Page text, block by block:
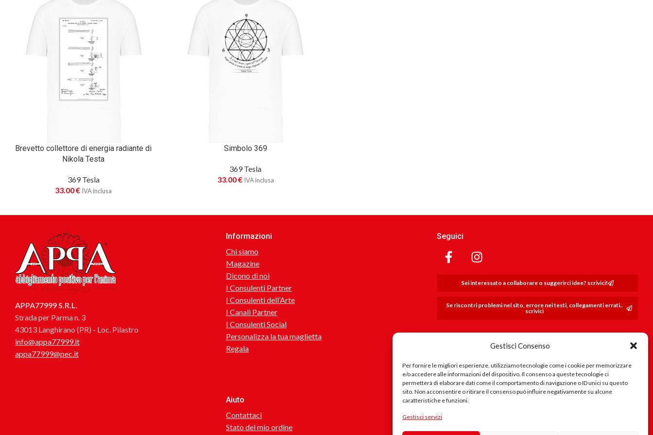
Gestisci Consenso
Per fornire le migliori esperienze, utilizziamo tecnologie come i cookie per memorizzare
e/o accedere alle informazioni del dispositivo. Il consenso a queste tecnologie ci
permetterà di elaborare dati come il comportamento di navigazione o ID unici su questo
sito. Non acconsentire o ritirare il consenso può influire negativamente su alcune
caratteristiche e funzioni.
Gestisci servizi
Brevetto collettore di energia radiante di
Nikola Testa
369 Tesla
33.00€ IVA inclusa
Simbolo 369
369 Tesla
33.00€ IVA inclusa
APPA77999 S.R.L.
Strada per Parma n. 3
43013 Langhirano (PR) - Loc. Pilastro
info@appa77999.it
appa77999@pec.it
Informazioni
Chi siamo
Magazine
Dicono di noi
I Consulenti Partner
I Consulenti dell’Arte
I Canali Partner
I Consulenti Social
Personalizza la tua maglietta
Regala
Aiuto
Contattaci
Stato del mio ordine
Seguici
Sei interessato a collaborare o suggerirci idee? scrivici!
Se riscontri problemi nel sito, errore nei testi, collegamenti errati..
scrivici